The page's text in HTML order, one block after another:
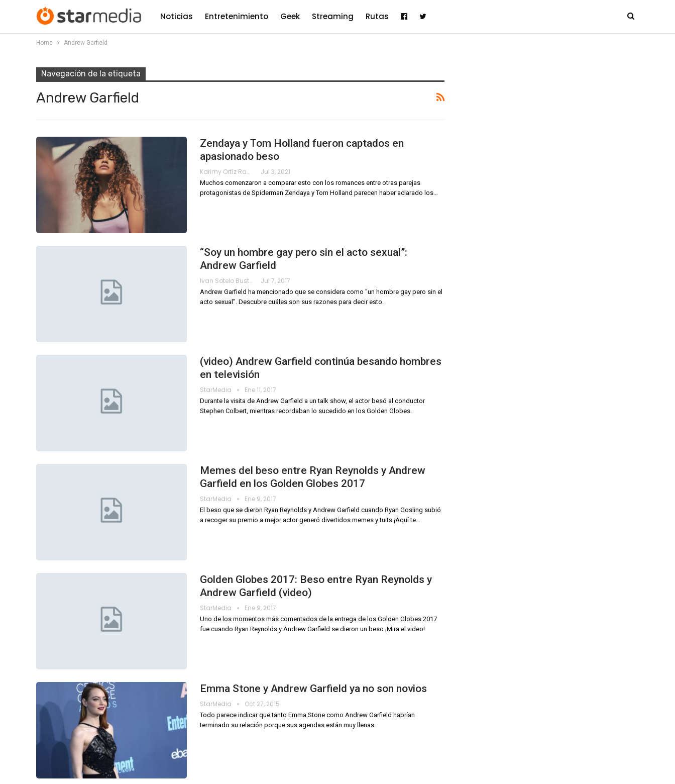
Noticias Entretenimiento Geek Streaming Rutas
Home Andrew Garfield
Navegación de la etiqueta
Andrew Garfield
Zendaya y Tom Holland fueron captados en
apasionado beso
Karimy Ortíz Ramos Jul 3, 2021
Muchos comenzaron a comparar esto con los romances entre otras parejas
protagonistas de Spiderman Zendaya y Tom Holland parecen haber aclarado los…
“Soy un hombre gay pero sin el acto sexual”:
Andrew Garfield
Ivan Sotelo Bustamante Jul 7, 2017
Andrew Garfield ha mencionado que se considera como "un hombre gay pero sin el
acto sexual". Descubre cuáles son sus razones para decir esto.
(video) Andrew Garfield continúa besando hombres
en televisión
StarMedia Ene 11, 2017
Durante la visita de Andrew Garfield a un talk show, el actor besó al conductor
Stephen Colbert, mientras recordaban lo sucedido en los Golden Globes.
Memes del beso entre Ryan Reynolds y Andrew
Garfield en los Golden Globes 2017
StarMedia Ene 9, 2017
El beso que se dieron Ryan Reynolds y Andrew Garfield cuando Ryan Gosling subió
a recoger su premio a mejor actor generó divertidos memes y tuits ¡Aquí te…
Golden Globes 2017: Beso entre Ryan Reynolds y
Andrew Garfield (video)
StarMedia Ene 9, 2017
Uno de los momentos más comentados de la entrega de los Golden Globes 2017
fue cuando Ryan Reynolds y Andrew Garfield se dieron un beso ¡Mira el video!
Emma Stone y Andrew Garfield ya no son novios
StarMedia Oct 27, 2015
Todo parece indicar que tanto Emma Stone como Andrew Garfield habrían
terminado su relación porque sus agendas están muy llenas.